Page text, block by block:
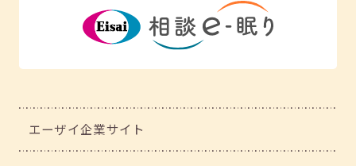
エーザイ企業サイト